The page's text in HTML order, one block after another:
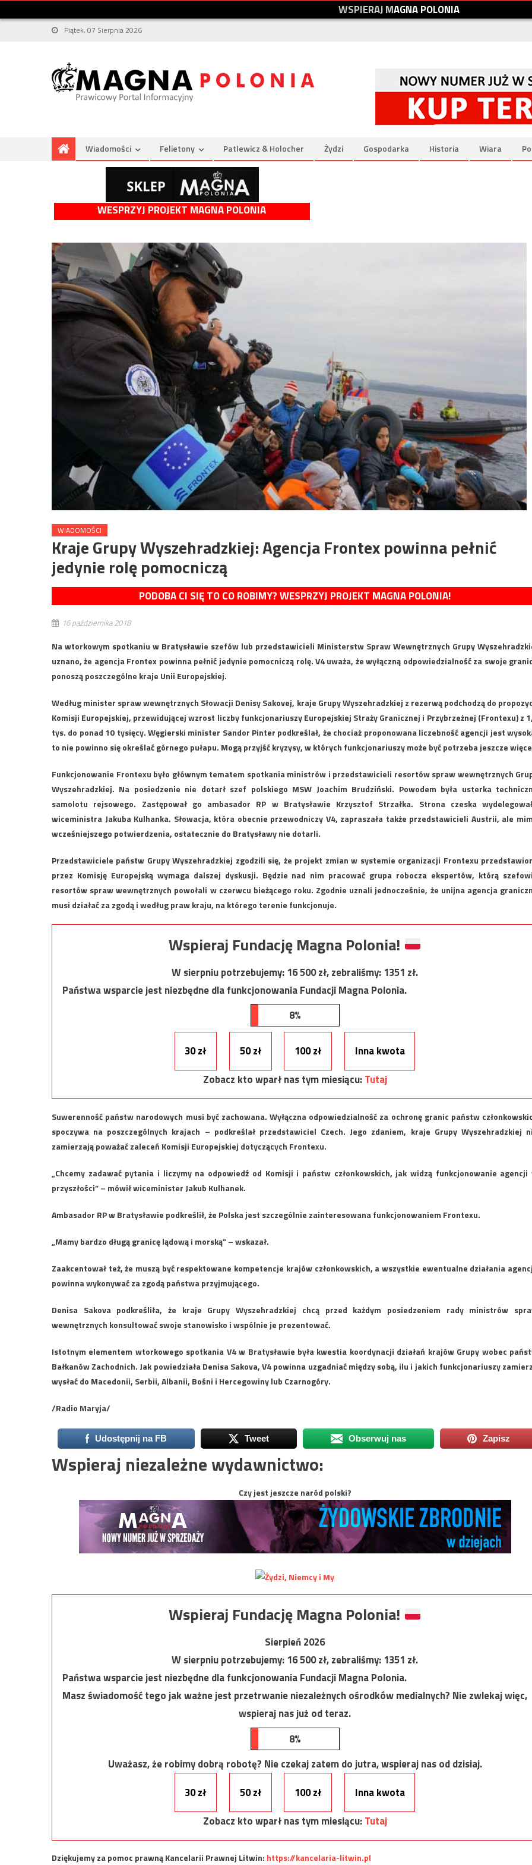
WSPIERAJMAGNAPOLONIA
Piątek, 07 Sierpnia 2026
Wiadomości Felietony Patlewicz & Holocher Żydzi Gospodarka Historia Wiara
WESPRZYJ PROJEKT MAGNA POLONIA
WIADOMOŚCI
Kraje Grupy Wyszehradzkiej: Agencja Frontex powinna pełnić
jedynie rolę pomocniczą
PODOBA CI SIĘ TO CO ROBIMY? WESPRZYJ PROJEKT MAGNA POLONIA!
16 października 2018
Na wtorkowym spotkaniu w Bratysławie szefów lub przedstawicieli Ministerstw Spraw Wewnętrznych Grupy
uznano, że agencja Frontex powinna pełnić jedynie pomocniczą rolę. V4 uważa, że wyłączną odpowiedzialność za swoje
ponoszą poszczególne kraje Unii Europejskiej.
Według minister spraw wewnętrznych Słowacji Denisy Sakovej, kraje Grupy Wyszehradzkiej z rezerwą podchodzą do
Komisji Europejskiej, przewidującej wzrost liczby funkcjonariuszy Europejskiej Straży Granicznej i Przybrzeżnej (Frontexu) z
tys. do ponad 10 tysięcy. Węgierski minister Sandor Pinter podkreślał, że chociaż proponowana liczebność agencji jest
to nie powinno się określać górnego pułapu. Mogą przyjść kryzysy, w których funkcjonariuszy może być potrzeba jeszcze
Funkcjonowanie Frontexu było głównym tematem spotkania ministrów i przedstawicieli resortów spraw wewnętrznych
Wyszehradzkiej. Na posiedzenie nie dotarł szef polskiego MSW Joachim Brudziński. Powodem była usterka
samolotu rejsowego. Zastępował go ambasador RP w Bratysławie Krzysztof Strzałka. Strona czeska
wiceministra Jakuba Kulhanka. Słowacja, która obecnie przewodniczy V4, zapraszała także przedstawicieli Austrii, ale
wcześniejszego potwierdzenia, ostatecznie do Bratysławy nie dotarli.
Przedstawiciele państw Grupy Wyszehradzkiej zgodzili się, że projekt zmian w systemie organizacji Frontexu
przez Komisję Europejską wymaga dalszej dyskusji. Będzie nad nim pracować grupa robocza ekspertów, którą
resortów spraw wewnętrznych powołali w czerwcu bieżącego roku. Zgodnie uznali jednocześnie, że unijna agencja
musi działać za zgodą i według praw kraju, na którego terenie funkcjonuje.
Wspieraj Fundację Magna Polonia!
W sierpniu potrzebujemy:16 500zł, zebraliśmy:1351 zł.
Państwa wsparcie jest niezbędne dla funkcjonowania Fundacji Magna Polonia.
8%
30 zł 50 zł 100 zł
Inna kwota
Zobacz kto wparł nas tym miesiącu:Tutaj
Suwerenność państw narodowych musi być zachowana. Wyłączna odpowiedzialność za ochronę granic państw
spoczywa na poszczególnych krajach – podkreślał przedstawiciel Czech. Jego zdaniem, kraje Grupy Wyszehradzkiej
zamierzają poważać zaleceń Komisji Europejskiej dotyczących Frontexu.
„Chcemy zadawać pytania i liczymy na odpowiedź od Komisji i państw członkowskich, jak widzą funkcjonowanie agencji
przyszłości” – mówił wiceminister Jakub Kulhanek.
Ambasador RP w Bratysławie podkreślił, że Polska jest szczególnie zainteresowana funkcjonowaniem Frontexu.
„Mamy bardzo długą granicę lądową i morską” – wskazał.
Zaakcentował też, że muszą być respektowane kompetencje krajów członkowskich, a wszystkie ewentualne działania
powinna wykonywać za zgodą państwa przyjmującego.
Denisa Sakova podkreśliła, że kraje Grupy Wyszehradzkiej chcą przed każdym posiedzeniem rady ministrów
wewnętrznych konsultować swoje stanowisko i wspólnie je prezentować.
Istotnym elementem wtorkowego spotkania V4 w Bratysławie była kwestia koordynacji działań krajów Grupy wobec
Bałkanów Zachodnich. Jak powiedziała Denisa Sakova, V4 powinna uzgadniać między sobą, ilu i jakich funkcjonariuszy
wysłać do Macedonii, Serbii, Albanii, Bośni i Hercegowiny lub Czarnogóry.
/Radio Maryja/
Udostępnij na FB Tweet Obserwuj nas Zapisz
Wspieraj niezależne wydawnictwo:
Czy jest jeszcze naród polski?
Wspieraj Fundację Magna Polonia!
Sierpień 2026
W sierpniu potrzebujemy:16 500zł, zebraliśmy:1351 zł.
Państwa wsparcie jest niezbędne dla funkcjonowania Fundacji Magna Polonia.
Masz świadomość tego jak ważne jest przetrwanie niezależnych ośrodków medialnych? Nie zwlekaj więc,
wspieraj nas już od teraz.
8%
Uważasz, że robimy dobrą robotę? Nie czekaj zatem do jutra, wspieraj nas od dzisiaj.
30 zł
50 zł 100 zł
Inna kwota
Zobacz kto wparł nas tym miesiącu:Tutaj
Dziękujemy za pomoc prawną Kancelarii Prawnej Litwin: https://kancelaria-litwin.pl